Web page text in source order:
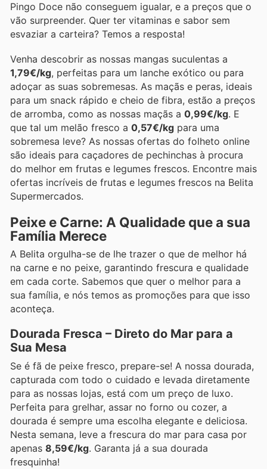
Pingo Doce não conseguem igualar, e a preços que o
vão surpreender. Quer ter vitaminas e sabor sem
esvaziar a carteira? Temos a resposta!
Venha descobrir as nossas mangas suculentas a
1,79€/kg, perfeitas para um lanche exótico ou para
adoçar as suas sobremesas. As maçãs e peras, ideais
para um snack rápido e cheio de fibra, estão a preços
de arromba, como as nossas maçãs a 0,99€/kg. E
que tal um melão fresco a 0,57€/kg para uma
sobremesa leve? As nossas ofertas do folheto online
são ideais para caçadores de pechinchas à procura
do melhor em frutas e legumes frescos. Encontre mais
ofertas incríveis de frutas e legumes frescos na Belita
Supermercados.
Peixe e Carne: A Qualidade que a sua
Família Merece
A Belita orgulha-se de lhe trazer o que de melhor há
na carne e no peixe, garantindo frescura e qualidade
em cada corte. Sabemos que quer o melhor para a
sua família, e nós temos as promoções para que isso
aconteça.
Dourada Fresca – Direto do Mar para a
Sua Mesa
Se é fã de peixe fresco, prepare-se! A nossa dourada,
capturada com todo o cuidado e levada diretamente
para as nossas lojas, está com um preço de luxo.
Perfeita para grelhar, assar no forno ou cozer, a
dourada é sempre uma escolha elegante e deliciosa.
Nesta semana, leve a frescura do mar para casa por
apenas 8,59€/kg. Garanta já a sua dourada
fresquinha!